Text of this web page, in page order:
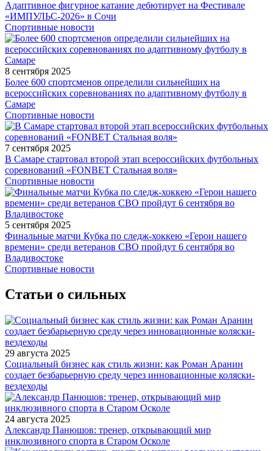
Адаптивное фигурное катание дебютирует на Фестивале
«ИМПУЛЬС-2026» в Сочи
Спортивные новости
8 сентября 2025
Более 600 спортсменов определили сильнейших на
всероссийских соревнованиях по адаптивному футболу в
Самаре
Спортивные новости
7 сентября 2025
В Самаре стартовал второй этап всероссийских футбольных
соревнований «FONBET Стальная воля»
Спортивные новости
5 сентября 2025
Финальные матчи Кубка по следж-хоккею «Герои нашего
времени» среди ветеранов СВО пройдут 6 сентября во
Владивостоке
Спортивные новости
Статьи о сильных
29 августа 2025
Социальный бизнес как стиль жизни: как Роман Аранин
создает безбарьерную среду через инновационные коляски-
вездеходы
24 августа 2025
Александр Панюшов: тренер, открывающий мир
инклюзивного спорта в Старом Осколе